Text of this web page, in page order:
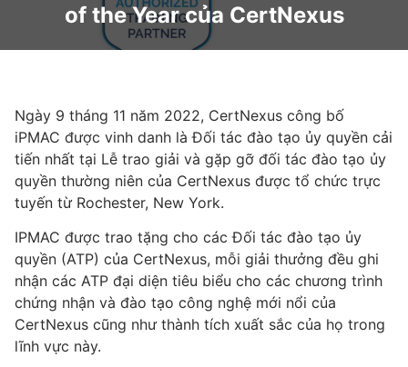
of the Year của CertNexus
Ngày 9 tháng 11 năm 2022, CertNexus công bố
iPMAC được vinh danh là Đối tác đào tạo ủy quyền cải
tiến nhất tại Lễ trao giải và gặp gỡ đối tác đào tạo ủy
quyền thường niên của CertNexus được tổ chức trực
tuyến từ Rochester, New York.
IPMAC được trao tặng cho các Đối tác đào tạo ủy
quyền (ATP) của CertNexus, mỗi giải thưởng đều ghi
nhận các ATP đại diện tiêu biểu cho các chương trình
chứng nhận và đào tạo công nghệ mới nổi của
CertNexus cũng như thành tích xuất sắc của họ trong
lĩnh vực này.